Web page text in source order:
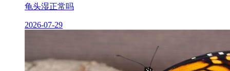
龟头湿正常吗
2026-07-29